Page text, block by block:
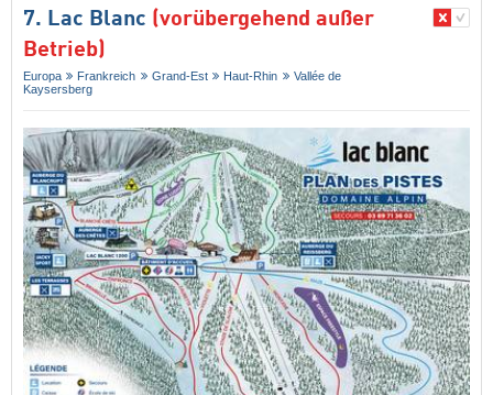
7. Lac Blanc (vorübergehend außer
Betrieb)
Europa Frankreich Grand-Est Haut-Rhin
Vallée de
Kaysersberg